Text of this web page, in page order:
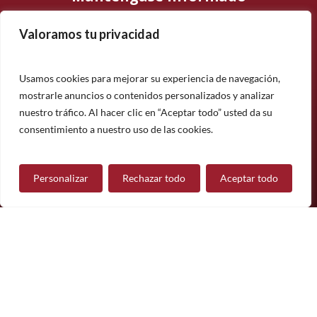
Valoramos tu privacidad
Usamos cookies para mejorar su experiencia de navegación,
mostrarle anuncios o contenidos personalizados y analizar
nuestro tráfico. Al hacer clic en “Aceptar todo” usted da su
consentimiento a nuestro uso de las cookies.
Personalizar Rechazar todo Aceptar todo
Suscríbase a nuestro boletín informativo y manténgase
noticias.
Suscríbete
¿Tiene alguna pregunta?
Contáctanos